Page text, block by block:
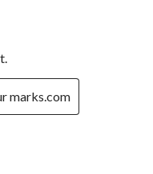
marks.com